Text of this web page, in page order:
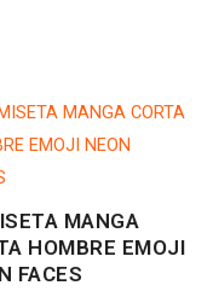
MANGA
HOMBRE EMOJI
FACES